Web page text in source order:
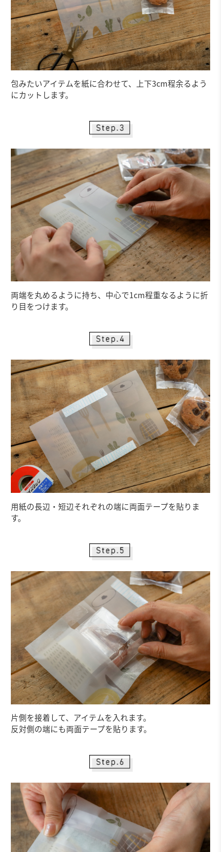
包みたいアイテムを紙に合わせて、上下3cm程余るよう
にカットします。
両端を丸めるように持ち、中心で1cm程重なるように折
り目をつけます。
用紙の長辺・短辺それぞれの端に両面テープを貼りま
す。
片側を接着して、アイテムを入れます。
反対側の端にも両面テープを貼ります。